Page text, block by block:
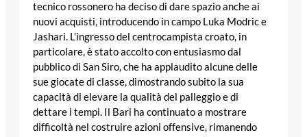
tecnico rossonero ha deciso di dare spazio anche ai
nuovi acquisti, introducendo in campo Luka Modric e
Jashari. L’ingresso del centrocampista croato, in
particolare, è stato accolto con entusiasmo dal
pubblico di San Siro, che ha applaudito alcune delle
sue giocate di classe, dimostrando subito la sua
capacità di elevare la qualità del palleggio e di
dettare i tempi. Il Bari ha continuato a mostrare
difficoltà nel costruire azioni offensive, rimanendo